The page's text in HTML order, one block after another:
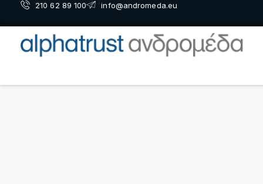
210 62 89 100 info@andromeda.eu